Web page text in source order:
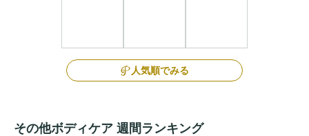
人気順でみる
その他ボディケア 週間ランキング